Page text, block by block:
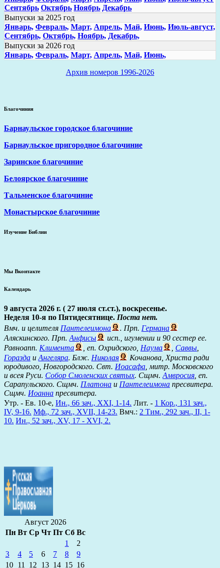
Сентябрь Октябрь Ноябрь Декабрь
Выпуски за 2025 год
Январь, Февраль, Март, Апрель, Май, Июнь, Июль-август,
Сентябрь, Октябрь, Ноябрь, Декабрь,
Выпуски за 2026 год
Январь, Февраль, Март, Апрель, Май, Июнь,
Архив номеров 1996-2026
Благочиния
Барнаульское городское благочиние
Барнаульское пригородное благочиние
Заринское благочиние
Белоярское благочиние
Тальменское благочиние
Монастырское благочиние
Изучение Библии
Мы Вконтакте
Календарь
9 августа 2026 г. ( 27 июля ст.ст.), воскресенье.
Неделя 10-я по Пятидесятнице. Поста нет.
Вмч. и целителя Пантелеимона . Прп. Германа
Аляскинского. Прп.Анфисы
исп., игумении и 90 сестер ее.
Равноапп. Климента , еп. Охридского, Наума , Саввы,
Горазда иАнгеляра. Блж. Николая
Кочанова, Христа ради
юродивого, Новгородского. Свт. Иоасафа, митр. Московского
и всея Руси. Собор Смоленских святых. Сщмч.Амвросия, еп.
Сарапульского. Сщмч. Платона и Пантелеимона пресвитера.
Сщмч. Иоанна пресвитера.
Утр. - Ев. 10-е, Ин., 66 зач., XXI, 1-14. Лит. - 1 Кор., 131 зач.,
IV, 9-16. Мф., 72 зач., XVII, 14-23. Вмч.: 2 Тим., 292 зач., II, 1-
10. Ин., 52 зач., XV, 17 - XVI, 2.
Август 2026
Пн Вт Ср Чт Пт Сб Вс
1
2
3
4 5 6 7 8
9
10 11 12 13 14 15 16